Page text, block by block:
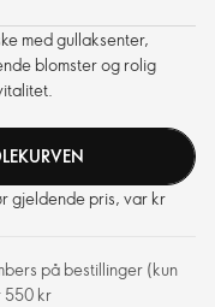
med gullaksenter,
blomster og rolig
gjeldende pris, var kr
på bestillinger (kun
550 kr